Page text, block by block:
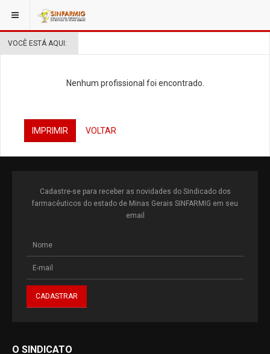
VOCÊ ESTÁ AQUI:
Nenhum profissional foi encontrado.
IMPRIMIR VOLTAR
Cadastre-se para receber as novidades do Sindicado dos
farmacêuticos do estado de Minas Gerais SINFARMIG em seu
email
O SINDICATO